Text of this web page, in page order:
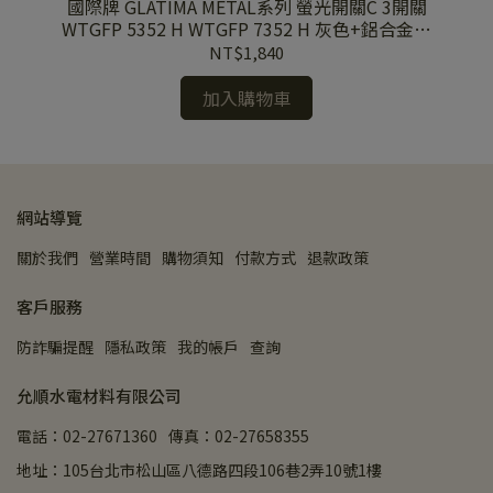
國際牌 GLATIMA METAL系列 螢光開關C 3開關
WTGFP 5352 H WTGFP 7352 H 灰色+鋁合金蓋
板
NT$1,840
加入購物車
網站導覽
關於我們 營業時間 購物須知 付款方式 退款政策
客戶服務
防詐騙提醒 隱私政策 我的帳戶 查詢
允順水電材料有限公司
電話：02-27671360 傳真：02-27658355
地址：105台北市松山區八德路四段106巷2弄10號1樓